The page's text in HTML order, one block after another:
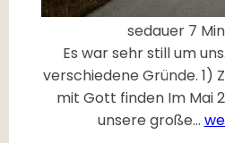
sedauer 7
Es war sehr still um
verschiedene Gründe. 1)
mit Gott finden Im Mai
unsere große… 2